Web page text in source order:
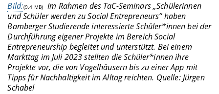
Bild:(9.4 MB)
Im Rahmen des TaC-Seminars „Schülerinnen
und Schüler werden zu Social Entrepreneurs“ haben
Bamberger Studierende interessierte Schüler*innen bei der
Durchführung eigener Projekte im Bereich Social
Entrepreneurship begleitet und unterstützt. Bei einem
Markttag im Juli 2023 stellten die Schüler*innen ihre
Projekte vor, die von Vogelhäusern bis zu einer App mit
Tipps für Nachhaltigkeit im Alltag reichten. Quelle: Jürgen
Schabel